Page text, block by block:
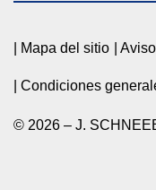
Mapa del sitio
Condiciones
© 2026 – J.